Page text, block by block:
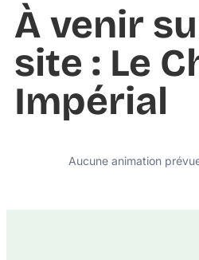
À venir
site : Le
Impérial
Aucune animation